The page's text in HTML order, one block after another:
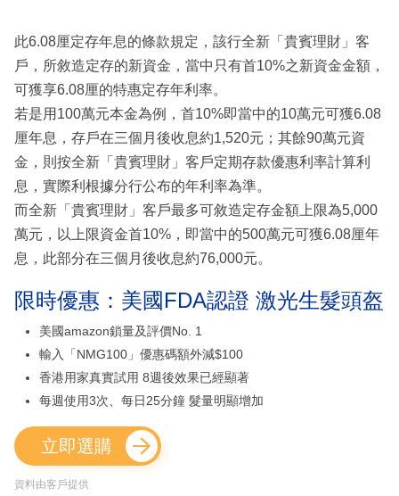
此6.08厘定存年息的條款規定，該行全新「貴賓理財」客
戶，所敘造定存的新資金，當中只有首10%之新資金金額，
可獲享6.08厘的特惠定存年利率。
若是用100萬元本金為例，首10%即當中的10萬元可獲6.08
厘年息，存戶在三個月後收息約1,520元；其餘90萬元資
金，則按全新「貴賓理財」客戶定期存款優惠利率計算利
息，實際利根據分行公布的年利率為準。
而全新「貴賓理財」客戶最多可敘造定存金額上限為5,000
萬元，以上限資金首10%，即當中的500萬元可獲6.08厘年
息，此部分在三個月後收息約76,000元。
限時優惠：美國FDA認證 激光生髮頭盔
美國amazon鎖量及評價No. 1
輸入「NMG100」優惠碼額外減$100
香港用家真實試用 8週後效果已經顯著
每週使用3次、每日25分鐘 髮量明顯增加
立即選購
資料由客戶提供